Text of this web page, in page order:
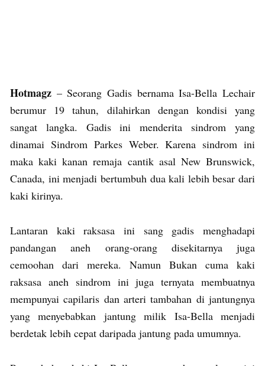
Hotmagz – Seorang Gadis bernama Isa-Bella Lechair
berumur 19 tahun, dilahirkan dengan kondisi yang
sangat langka. Gadis ini menderita sindrom yang
dinamai Sindrom Parkes Weber. Karena sindrom ini
maka kaki kanan remaja cantik asal New Brunswick,
Canada, ini menjadi bertumbuh dua kali lebih besar dari
kaki kirinya.
Lantaran kaki raksasa ini sang gadis menghadapi
pandangan aneh orang-orang disekitarnya juga
cemoohan dari mereka. Namun Bukan cuma kaki
raksasa aneh sindrom ini juga ternyata membuatnya
mempunyai capilaris dan arteri tambahan di jantungnya
yang menyebabkan jantung milik Isa-Bella menjadi
berdetak lebih cepat daripada jantung pada umumnya.